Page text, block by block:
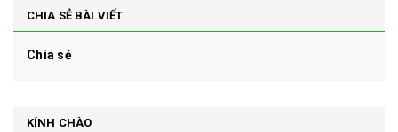
CHIA SẺ BÀI VIẾT
Chia sẻ
KÍNH CHÀO